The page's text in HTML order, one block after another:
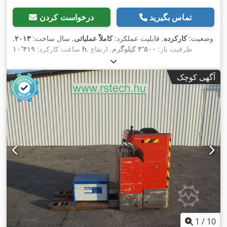
درخواست کردن تماس بگیرید
وضعیت:کارکرده, قابلیت عملکرد:کاملاً عملیاتی, سال ساخت: ۲۰۱۳,
ساعت کارکرد: ۱۰٬۴۱۹ h , ظرفیت بار: ۳٬۵۰۰ کیلوگرم
, ارتفاع
, نوع سوخت:
ارتفاع سازه:۲٬۲۰۰ میلی‌متر , قدرت:
۴۴ کیلووات (۵۹٫۸۲ اسب
بخار), نوع سیستم انتقال قدرت: Diesel آگهی کوچک
1 / 10